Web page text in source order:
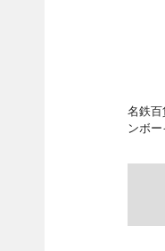
名鉄
ンボ